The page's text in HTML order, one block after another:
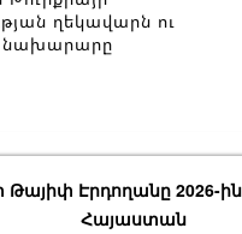
ղեկավարն ու
նախարարը
Էրդողանը 2026-ին
Հայաստան